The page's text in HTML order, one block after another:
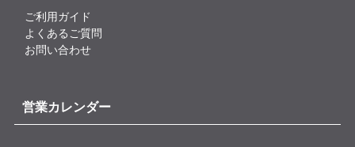
ご利用ガイド
よくあるご質問
お問い合わせ
営業カレンダー